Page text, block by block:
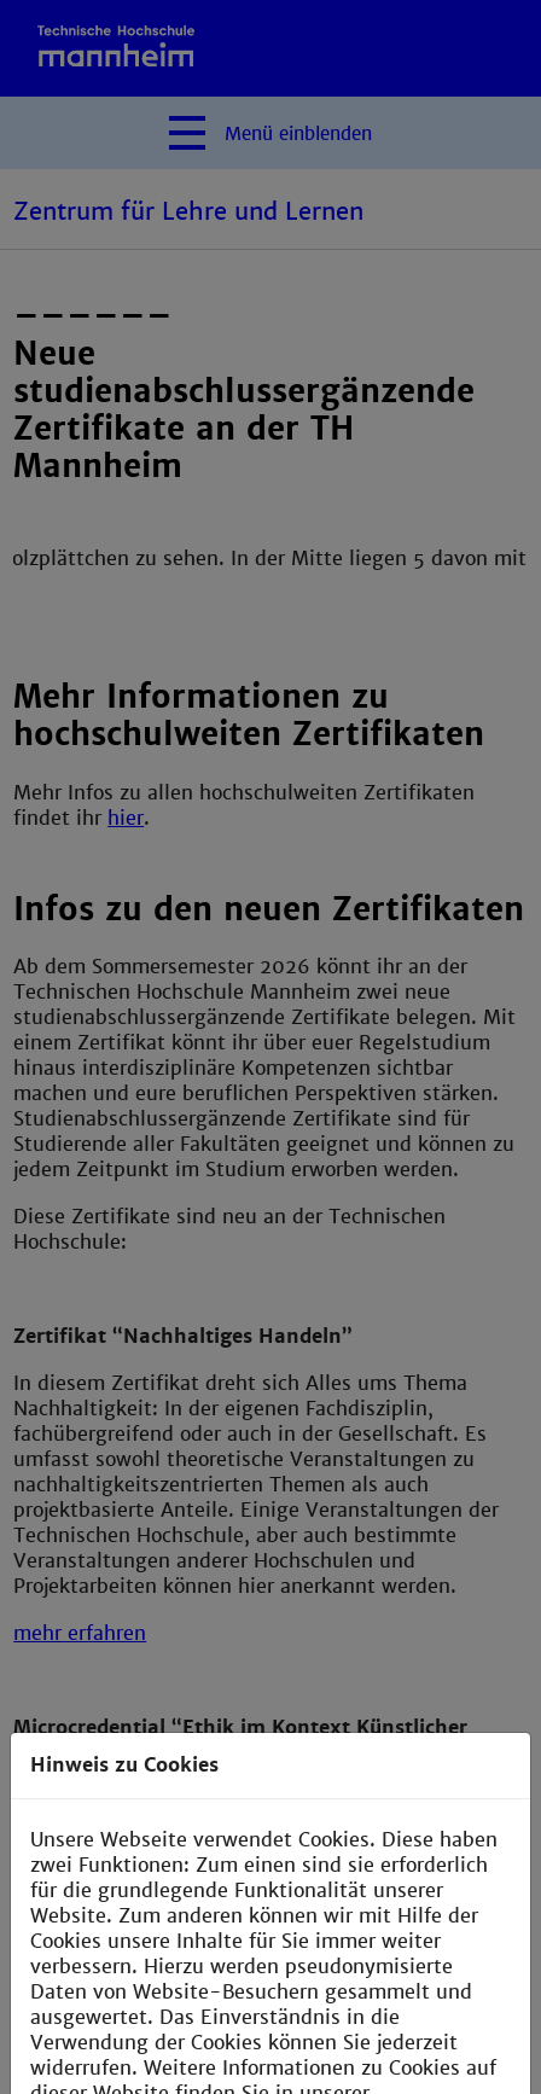
Menü einblenden
Zentrum für Lehre und Lernen
––––––
Neue
studienabschlussergänzende
Zertifikate an der TH
Mannheim
Mehr Informationen zu
hochschulweiten Zertifikaten
Mehr Infos zu allen hochschulweiten Zertifikaten
findet ihr hier.
Infos zu den neuen Zertifikaten
Ab dem Sommersemester 2026 könnt ihr an der
Technischen Hochschule Mannheim zwei neue
studienabschlussergänzende Zertifikate belegen. Mit
einem Zertifikat könnt ihr über euer Regelstudium
hinaus interdisziplinäre Kompetenzen sichtbar
machen und eure beruflichen Perspektiven stärken.
Studienabschlussergänzende Zertifikate sind für
Studierende aller Fakultäten geeignet und können zu
jedem Zeitpunkt im Studium erworben werden.
Diese Zertifikate sind neu an der Technischen
Hochschule:
Zertifikat “Nachhaltiges Handeln”
In diesem Zertifikat dreht sich Alles ums Thema
Nachhaltigkeit: In der eigenen Fachdisziplin,
fachübergreifend oder auch in der Gesellschaft. Es
umfasst sowohl theoretische Veranstaltungen zu
nachhaltigkeitszentrierten Themen als auch
projektbasierte Anteile. Einige Veranstaltungen der
Technischen Hochschule, aber auch bestimmte
Veranstaltungen anderer Hochschulen und
Projektarbeiten können hier anerkannt werden.
mehr erfahren
Microcredential “Ethik im Kontext Künstlicher
Intelligenz”
viel Inhalt könnt ihr hier trotzdem unterbringen. Falls
ihr euch schon immer für die Philosophie hinter der KI
oder auch für praktische Anwendungen wie Bias und
Datenschutz interessiert habt, könnt ihr euch mit
diesem Microcredential neues Wissen dazu
erschließen und dann auch ganz offiziell bestätigen
lassen. Auch hier können einige hochschulinterne
Veranstaltungen, aber auch Online-Seminare und
Projektarbeiten anerkannt werden.
mehr erfahren
Hinweis zu Cookies
Unsere Webseite verwendet Cookies. Diese haben
zwei Funktionen: Zum einen sind sie erforderlich
für die grundlegende Funktionalität unserer
Website. Zum anderen können wir mit Hilfe der
Cookies unsere Inhalte für Sie immer weiter
verbessern. Hierzu werden pseudonymisierte
Daten von Website-Besuchern gesammelt und
ausgewertet. Das Einverständnis in die
Verwendung der Cookies können Sie jederzeit
widerrufen. Weitere Informationen zu Cookies auf